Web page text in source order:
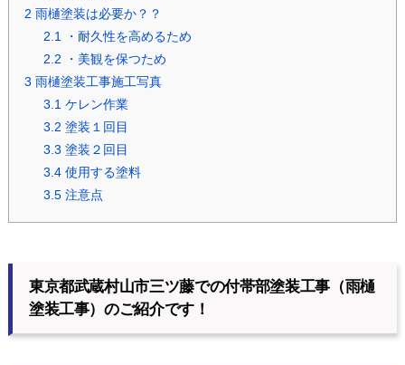
2 雨樋塗装は必要か？？
2.1
・耐久性を高めるため
2.2 ・美観を保つため
3 雨樋塗装工事施工写真
3.1 ケレン作業
3.2 塗装１回目
3.3 塗装２回目
3.4使用する塗料
3.5注意点
東京都武蔵村山市三ツ藤での付帯部塗装工事（雨樋
塗装工事）のご紹介です！